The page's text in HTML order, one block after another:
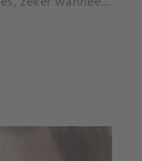
is.